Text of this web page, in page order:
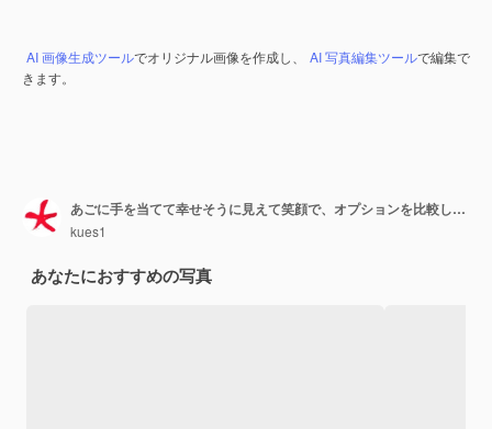
AI 画像生成ツールでオリジナル画像を作成し、 AI 写真編集ツールで編集で
きます。
あごに手を当てて幸せそうに見えて笑顔で、オプションを比較して疑問に思ったり質問したりする
kues1
あなたにおすすめの写真